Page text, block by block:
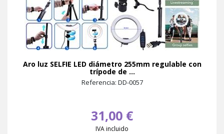
Aro luz SELFIE LED diámetro 255mm regulable con
trípode de ...
Referencia: DD-0057
31,00 €
IVA incluido